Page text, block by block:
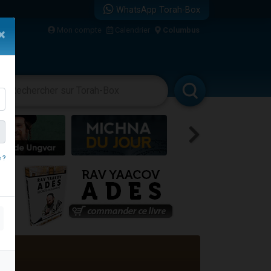
WhatsApp Torah-Box
Mon compte Calendrier Columbus
?